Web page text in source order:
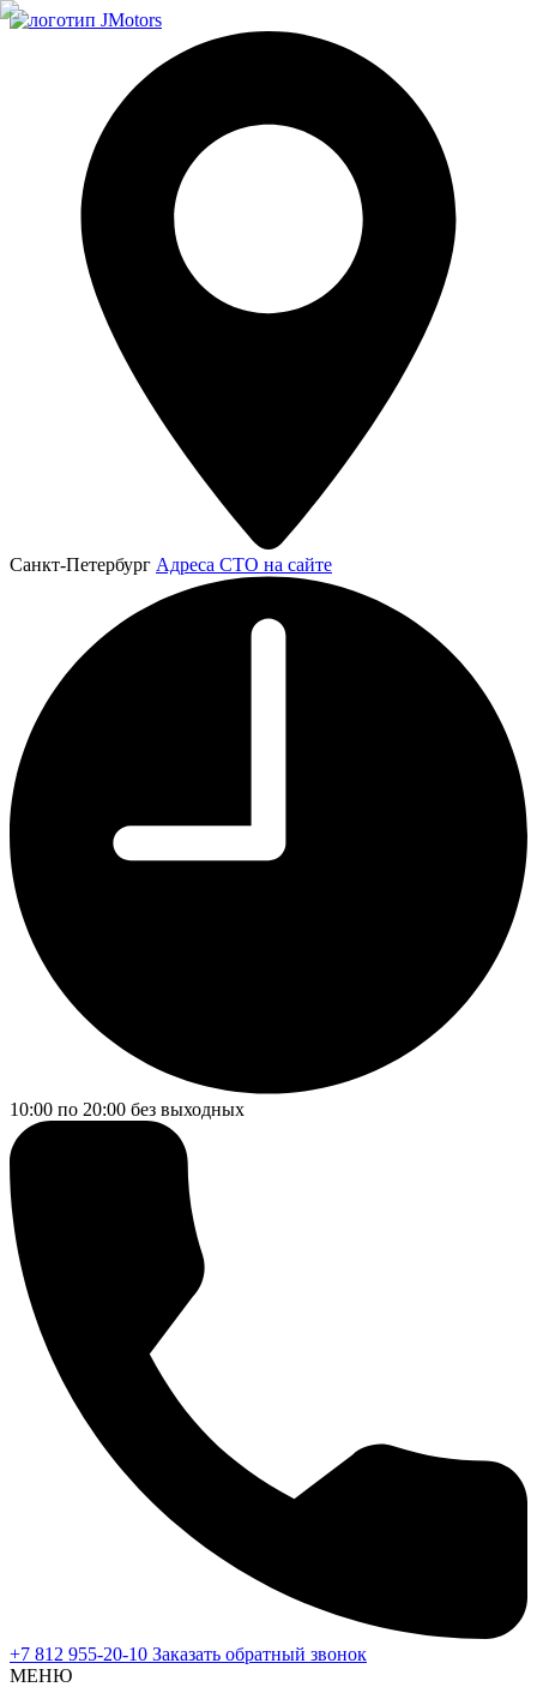
Санкт-Петербург Адреса СТО на сайте
10:00 по 20:00 без выходных
+7 812 955-20-10 Заказать обратный звонок
МЕНЮ